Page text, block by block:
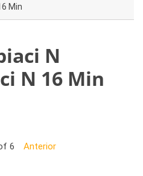
Min
N
N 16 Min
6 Anterior